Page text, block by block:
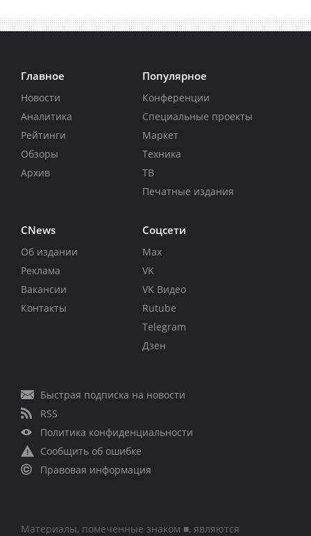
Главное
Новости
Аналитика
Рейтинги
Обзоры
Архив
Популярное
Конференции
Специальные проекты
Маркет
Техника
ТВ
Печатные издания
CNews
Об издании
Реклама
Вакансии
Контакты
Соцсети
Max
VK
VK Видео
Rutube
Telegram
Дзен
Быстрая подписка на новости
RSS
Политика конфиденциальности
Сообщить об ошибке
Правовая информация
Материалы, помеченные знаком ■, являются